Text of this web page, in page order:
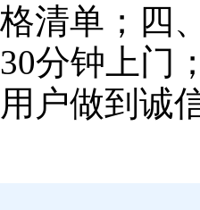
格清单；四
30分钟上门
用户做到诚